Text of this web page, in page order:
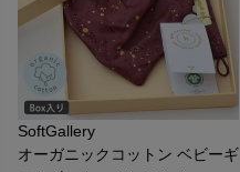
SoftGallery
オーガニックコットン ベビーギ